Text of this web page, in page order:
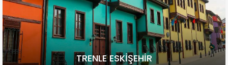
TRENLE ESKİŞEHİR